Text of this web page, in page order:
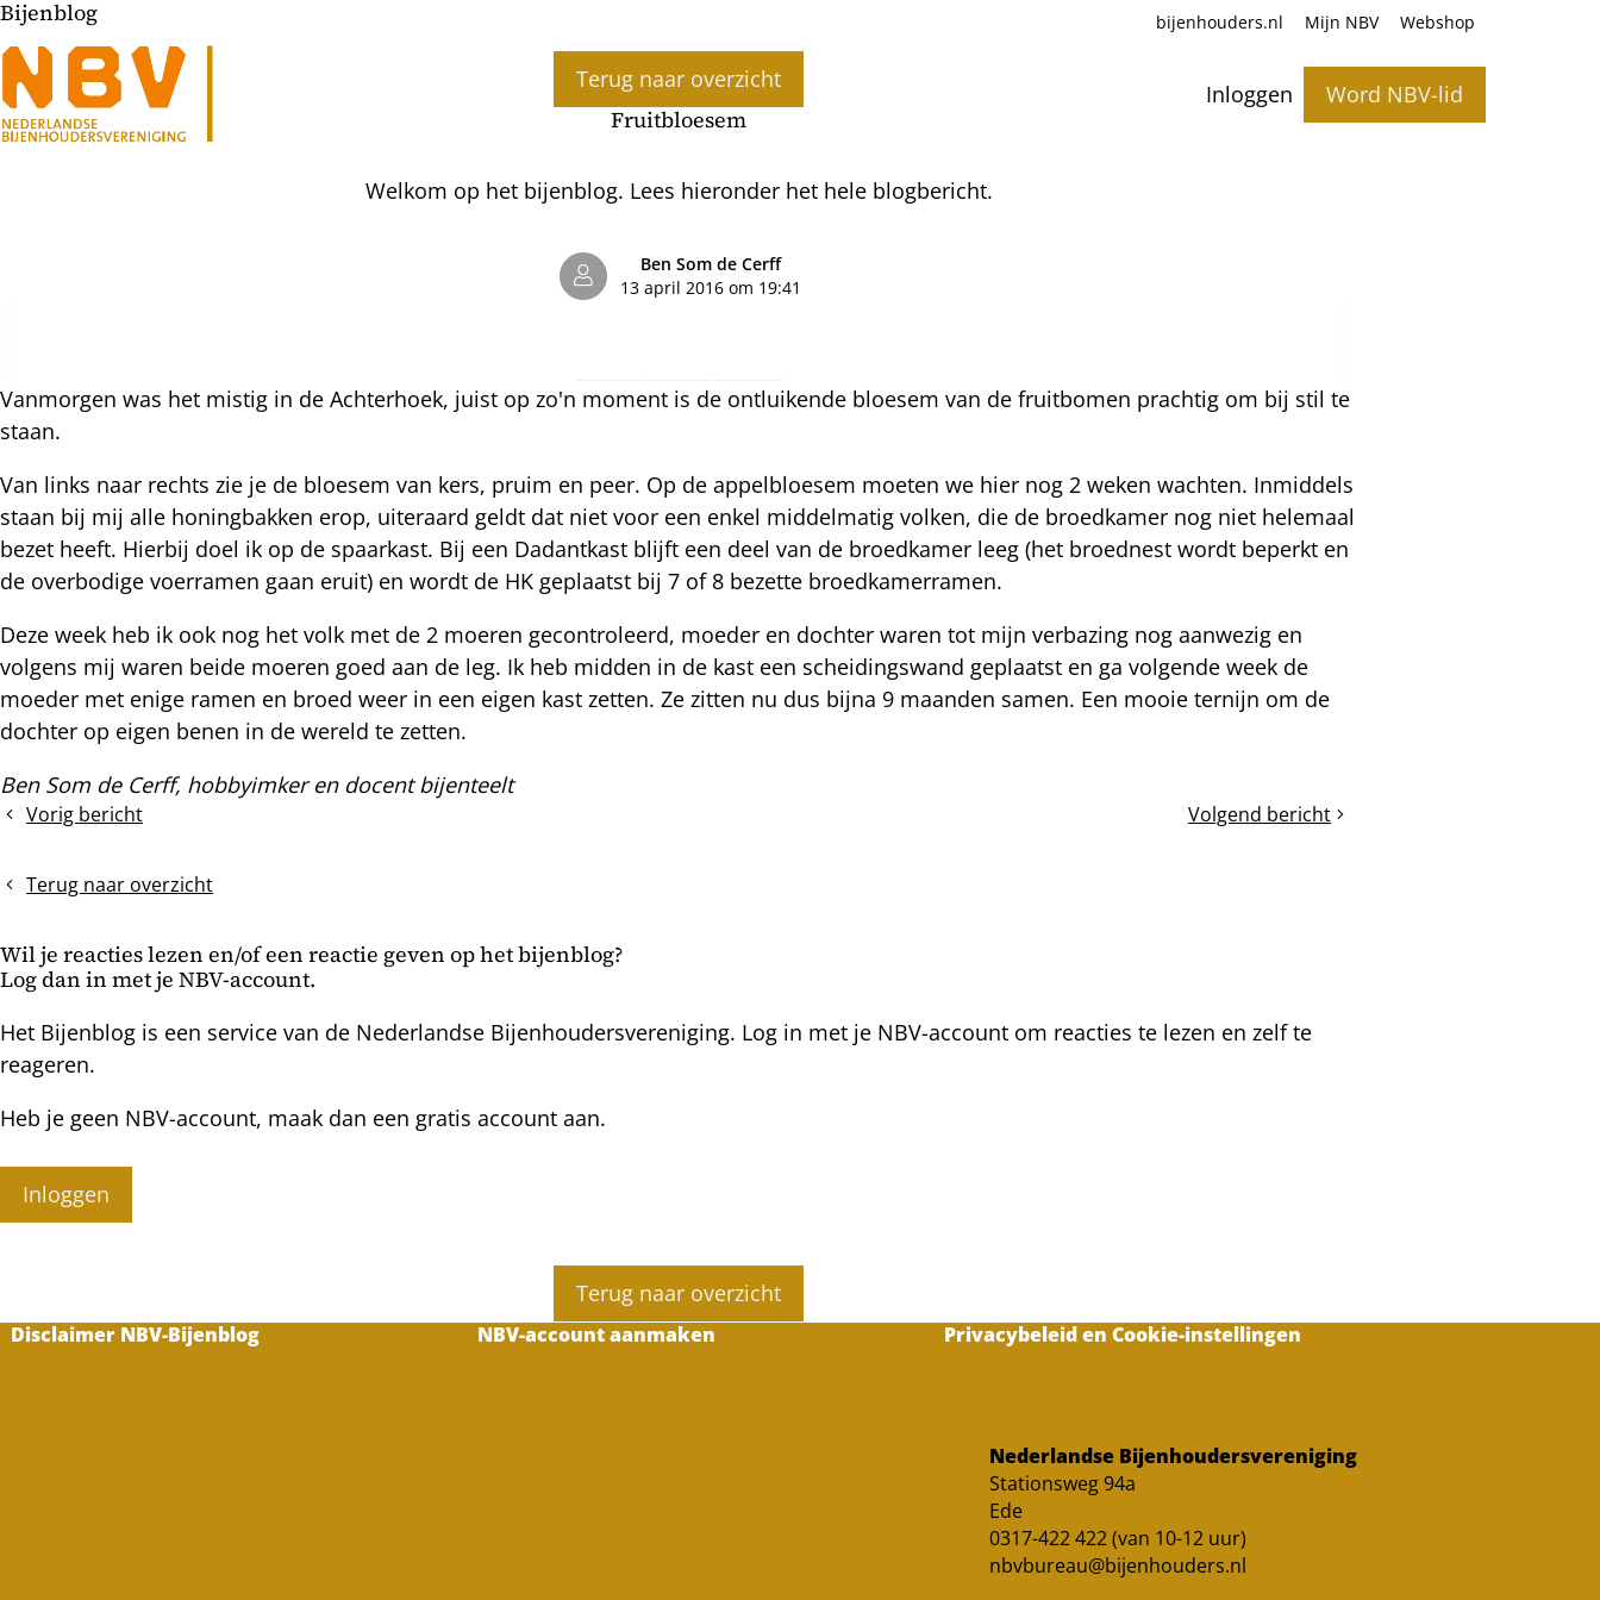
Inloggen Word NBV-lid
bijenhouders.nl Mijn NBV Webshop
Bijenblog
Terug naar overzicht
Fruitbloesem
Welkom op het bijenblog. Lees hieronder het hele blogbericht.
Ben Som de Cerff
13 april 2016 om 19:41
Vanmorgen was het mistig in de Achterhoek, juist op zo'n moment is de ontluikende bloesem van de fruitbomen prachtig om bij stil te
staan.
Van links naar rechts zie je de bloesem van kers, pruim en peer. Op de appelbloesem moeten we hier nog 2 weken wachten. Inmiddels
staan bij mij alle honingbakken erop, uiteraard geldt dat niet voor een enkel middelmatig volken, die de broedkamer nog niet helemaal
bezet heeft. Hierbij doel ik op de spaarkast. Bij een Dadantkast blijft een deel van de broedkamer leeg (het broednest wordt beperkt en
de overbodige voerramen gaan eruit) en wordt de HK geplaatst bij 7 of 8 bezette broedkamerramen.
Deze week heb ik ook nog het volk met de 2 moeren gecontroleerd, moeder en dochter waren tot mijn verbazing nog aanwezig en
volgens mij waren beide moeren goed aan de leg. Ik heb midden in de kast een scheidingswand geplaatst en ga volgende week de
moeder met enige ramen en broed weer in een eigen kast zetten. Ze zitten nu dus bijna 9 maanden samen. Een mooie ternijn om de
dochter op eigen benen in de wereld te zetten.
Ben Som de Cerff, hobbyimker en docent bijenteelt
Vorig bericht
Zwartzucht Volgend bericht
Heerlijke
Terug naar overzicht
Wil je reacties lezen en/of een reactie geven op het bijenblog?
Log dan in met je NBV-account.
Het Bijenblog is een service van de Nederlandse Bijenhoudersvereniging. Log in met je NBV-account om reacties te lezen en zelf te
reageren.
Heb je geen NBV-account, maak dan een gratis account aan.
Inloggen
Terug naar overzicht
Disclaimer NBV-Bijenblog NBV-account aanmaken Privacybeleid en Cookie-instellingen
Nederlandse Bijenhoudersvereniging
Stationsweg 94a
Ede
0317-422 422 (van 10-12 uur)
nbvbureau@bijenhouders.nl